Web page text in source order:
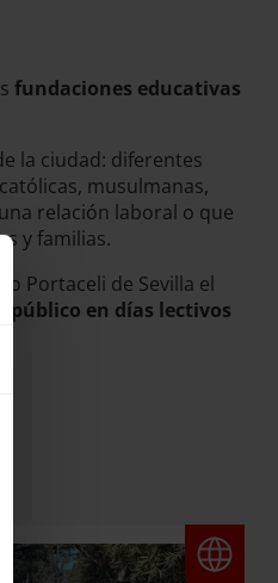
fundaciones educativas
la ciudad: diferentes
musulmanas,
relación laboral o que
y familias.
Portaceli de Sevilla el
público en días lectivos